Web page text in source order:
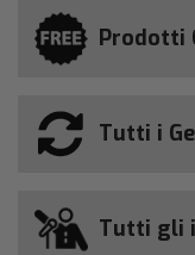
Prodotti
Tutti i
Tutti gli